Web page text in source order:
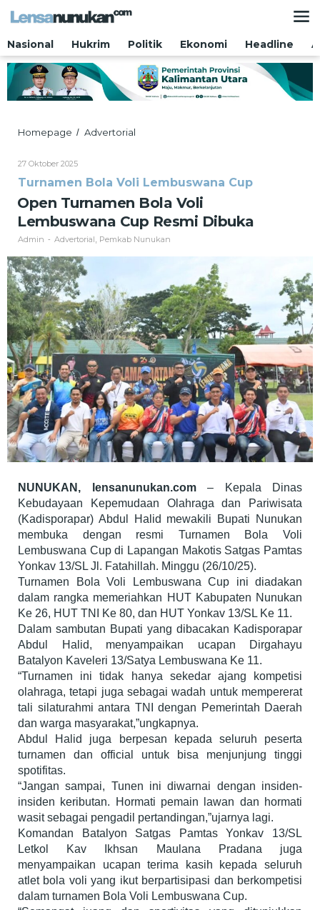
Nasional
Hukrim Politik Ekonomi Headline
Homepage / Advertorial
Lembuswana
Resmi
Dibuka
27 Oktober 2025Oleh
Turnamen Bola Voli Lembuswana Cup
Open Turnamen Bola Voli
Lembuswana Cup Resmi Dibuka
Admin - Advertorial Pemkab Nunukan
NUNUKAN, lensanunukan.com– Kepala Dinas
Kebudayaan Kepemudaan Olahraga dan Pariwisata
(Kadisporapar) Abdul Halid mewakili Bupati Nunukan
membuka dengan resmi Turnamen Bola Voli
Lembuswana Cup di Lapangan Makotis Satgas Pamtas
Yonkav 13/SL Jl. Fatahillah. Minggu (26/10/25).
Turnamen Bola Voli Lembuswana Cup ini diadakan
dalam rangka memeriahkan HUT Kabupaten Nunukan
Ke 26, HUT TNI Ke 80, dan HUT Yonkav 13/SL Ke 11.
Dalam sambutan Bupati yang dibacakan Kadisporapar
Abdul Halid, menyampaikan ucapan Dirgahayu
Batalyon Kaveleri 13/Satya Lembuswana Ke 11.
“Turnamen ini tidak hanya sekedar ajang kompetisi
olahraga, tetapi juga sebagai wadah untuk mempererat
tali silaturahmi antara TNI dengan Pemerintah Daerah
dan warga masyarakat,”ungkapnya.
Abdul Halid juga berpesan kepada seluruh peserta
turnamen dan official untuk bisa menjunjung tinggi
spotifitas.
“Jangan sampai, Tunen ini diwarnai dengan insiden-
insiden keributan. Hormati pemain lawan dan hormati
wasit sebagai pengadil pertandingan,”ujarnya lagi.
Komandan Batalyon Satgas Pamtas Yonkav 13/SL
Letkol Kav Ikhsan Maulana Pradana juga
menyampaikan ucapan terima kasih kepada seluruh
atlet bola voli yang ikut berpartisipasi dan berkompetisi
dalam turnamen Bola Voli Lembuswana Cup.